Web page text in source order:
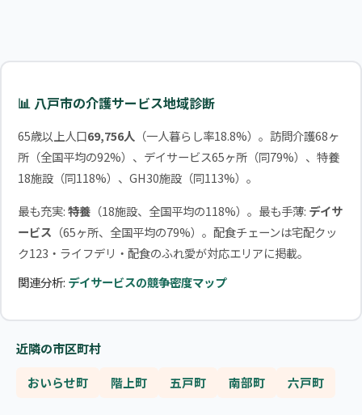
📊 八戸市の介護サービス地域診断
65歳以上人口69,756人（一人暮らし率18.8%）。訪問介護68ヶ
所（全国平均の92%）、デイサービス65ヶ所（同79%）、特養
18施設（同118%）、GH30施設（同113%）。
最も充実:特養（18施設、全国平均の118%）。最も手薄: デイサ
ービス （65ヶ所、全国平均の79%）。配食チェーンは宅配クッ
ク123・ライフデリ・配食のふれ愛が対応エリアに掲載。
関連分析: デイサービスの競争密度マップ
近隣の市区町村
おいらせ町 階上町 五戸町 南部町 六戸町